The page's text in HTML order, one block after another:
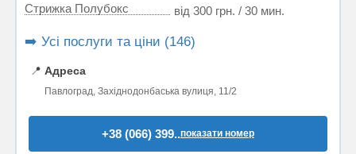
Стрижка Полубокс
від 300 грн. / 30 мин.
➡️ Усі послуги та ціни (146)
📍 Адреса
Павлоград, Західнодонбаська вулиця, 11/2
+38 (066) 399..показати номер